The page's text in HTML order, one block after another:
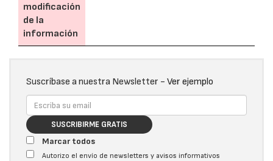
modificación
de la
información
Suscríbase a nuestra Newsletter - Ver ejemplo
SUSCRIBIRME GRATIS
Marcar todos
Autorizo el envío de newsletters y avisos informativos